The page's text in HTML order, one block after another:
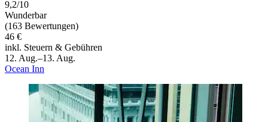
9,2/10
Wunderbar
(163 Bewertungen)
46 €
inkl. Steuern & Gebühren
12. Aug.–13. Aug.
Ocean Inn